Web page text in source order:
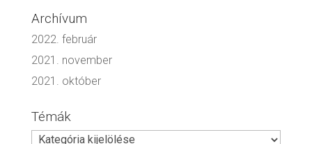
Archívum
2022. február
2021. november
2021. október
Témák
Témák